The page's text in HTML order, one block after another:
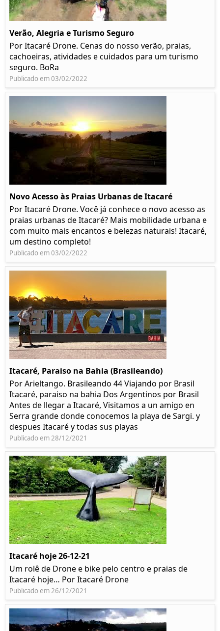
Verão, Alegria e Turismo Seguro
Por Itacaré Drone. Cenas do nosso verão, praias,
cachoeiras, atividades e cuidados para um turismo
seguro. BoRa
Publicado em 03/02/2022
Novo Acesso às Praias Urbanas de Itacaré
Por Itacaré Drone. Você já conhece o novo acesso as
praias urbanas de Itacaré? Mais mobilidade urbana e
com muito mais encantos e belezas naturais! Itacaré,
um destino completo!
Publicado em 03/02/2022
Itacaré, Paraiso na Bahia (Brasileando)
Por Arieltango. Brasileando 44 Viajando por Brasil
Itacaré, paraiso na bahia Dos Argentinos por Brasil
Antes de llegar a Itacaré, Visitamos a un amigo en
Serra grande donde conocemos la playa de Sargi. y
despues Itacaré y todas sus playas
Publicado em 28/12/2021
Itacaré hoje 26-12-21
Um rolê de Drone e bike pelo centro e praias de
Itacaré hoje… Por Itacaré Drone
Publicado em 26/12/2021